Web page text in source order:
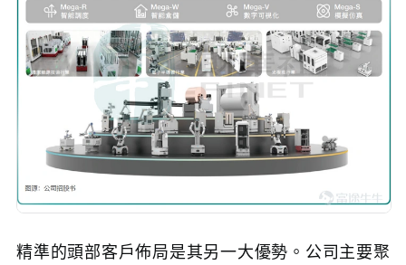
精準的頭部客戶佈局是其另一大優勢。公司主要聚